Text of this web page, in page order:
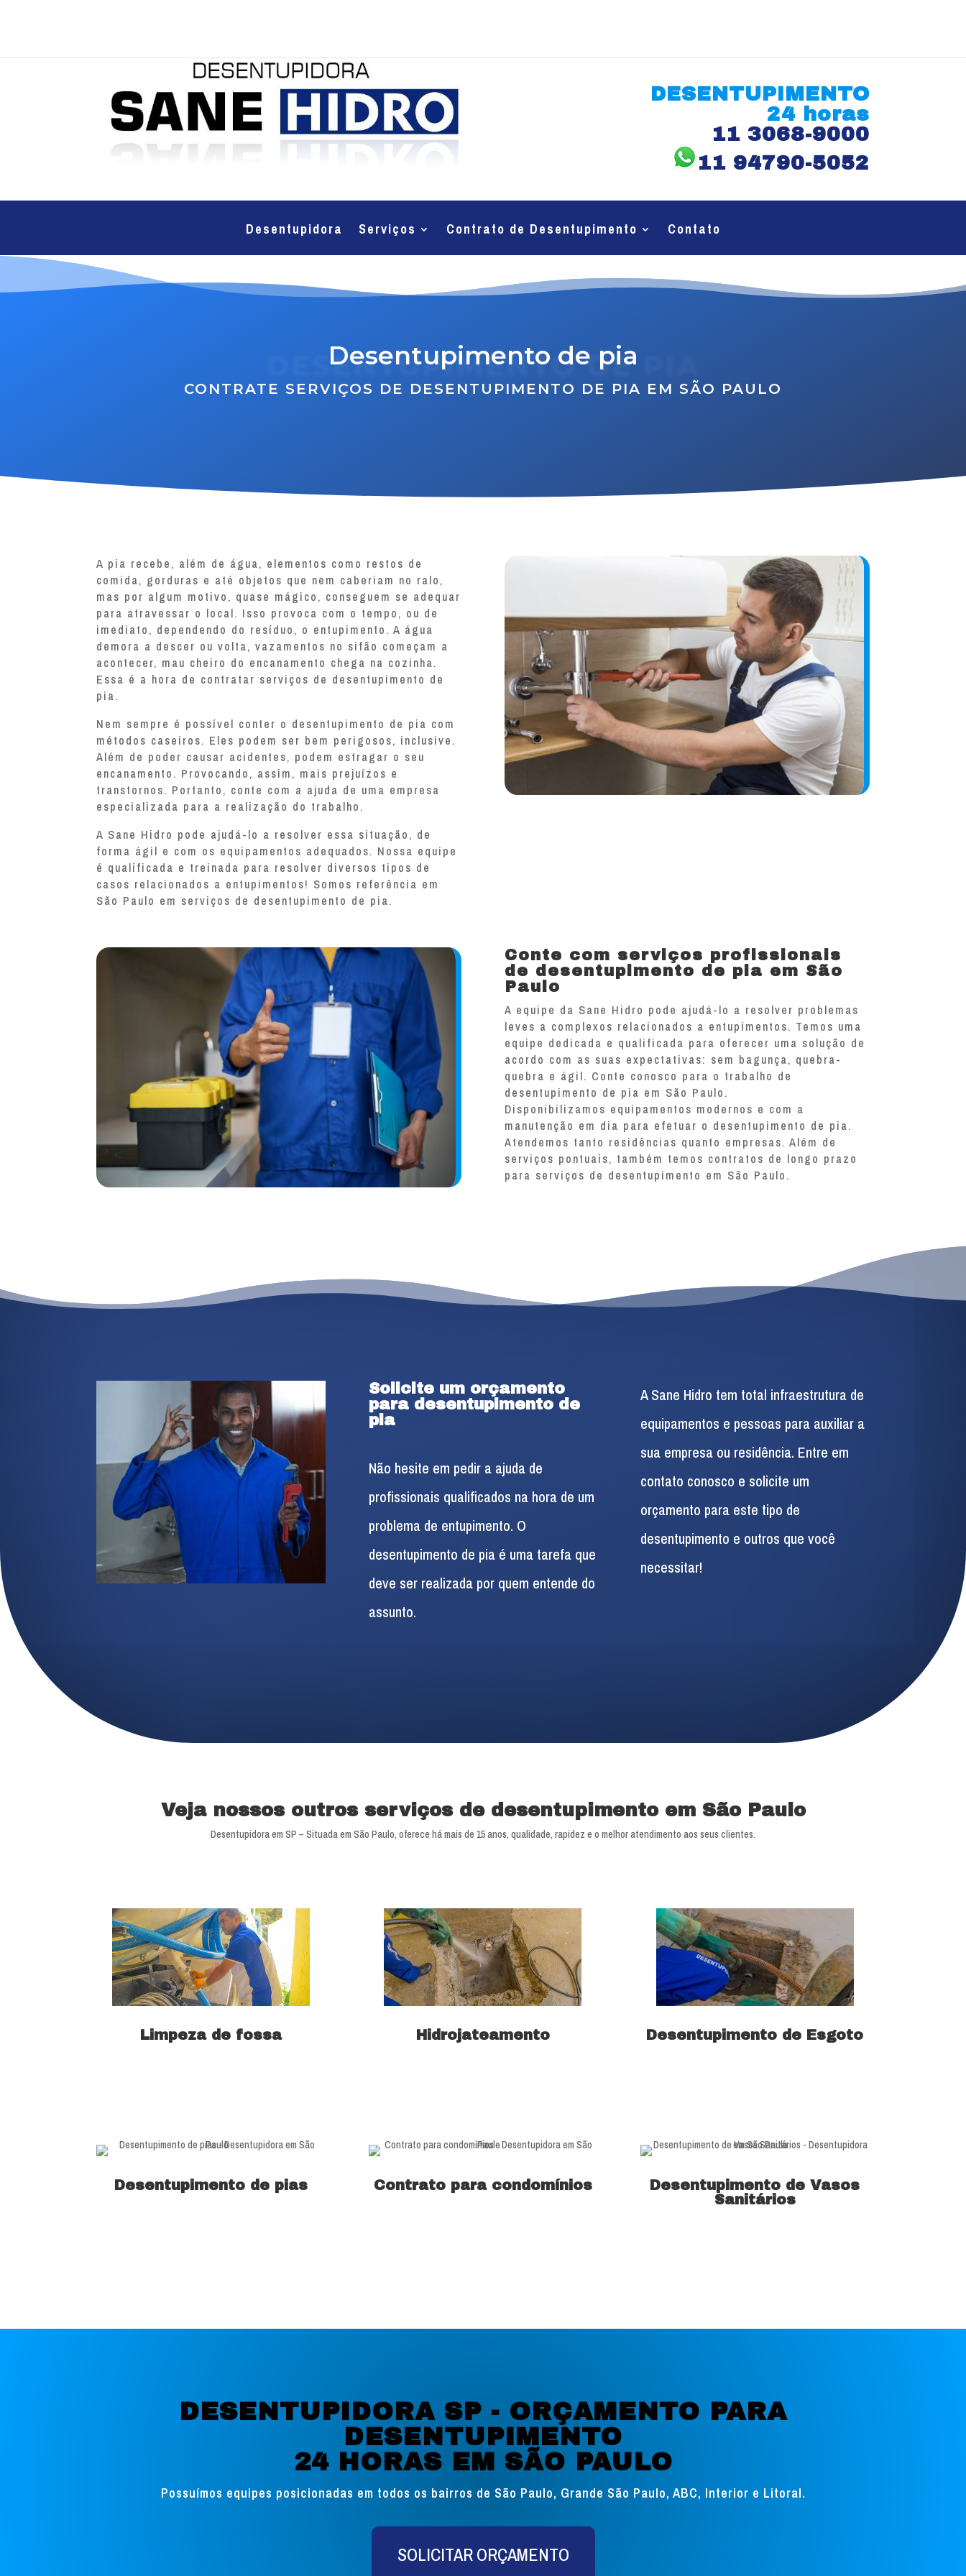
DESENTUPIMENTO
24 horas
11 3068-9000
11 94790-5052
Desentupidora Serviços Contrato de Desentupimento Contato
DESENTUPIMENTO DE PIA
Desentupimento de pia
CONTRATE SERVIÇOS DE DESENTUPIMENTO DE PIA EM SÃO PAULO
A pia recebe, além de água, elementos como restos de
comida, gorduras e até objetos que nem caberiam no ralo,
mas por algum motivo, quase mágico, conseguem se adequar
para atravessar o local. Isso provoca com o tempo, ou de
imediato, dependendo do resíduo, o entupimento. A água
demora a descer ou volta, vazamentos no sifão começam a
acontecer, mau cheiro do encanamento chega na cozinha.
Essa é a hora de contratar serviços de desentupimento de
pia.
Nem sempre é possível conter o desentupimento de pia com
métodos caseiros. Eles podem ser bem perigosos, inclusive.
Além de poder causar acidentes, podem estragar o seu
encanamento. Provocando, assim, mais prejuízos e
transtornos. Portanto, conte com a ajuda de uma empresa
especializada para a realização do trabalho.
A Sane Hidro pode ajudá-lo a resolver essa situação, de
forma ágil e com os equipamentos adequados. Nossa equipe
é qualificada e treinada para resolver diversos tipos de
casos relacionados a entupimentos! Somos referência em
São Paulo em serviços de desentupimento de pia.
Conte com serviços profissionais
de desentupimento de pia em São
Paulo
A equipe da Sane Hidro pode ajudá-lo a resolver problemas
leves a complexos relacionados a entupimentos. Temos uma
equipe dedicada e qualificada para oferecer uma solução de
acordo com as suas expectativas: sem bagunça, quebra-
quebra e ágil. Conte conosco para o trabalho de
desentupimento de pia em São Paulo.
Disponibilizamos equipamentos modernos e com a
manutenção em dia para efetuar o desentupimento de pia.
Atendemos tanto residências quanto empresas. Além de
serviços pontuais, também temos contratos de longo prazo
para serviços de desentupimento em São Paulo.
Solicite um orçamento
para desentupimento de
pia
Não hesite em pedir a ajuda de
profissionais qualificados na hora de um
problema de entupimento. O
desentupimento de pia é uma tarefa que
deve ser realizada por quem entende do
assunto.
A Sane Hidro tem total infraestrutura de
equipamentos e pessoas para auxiliar a
sua empresa ou residência. Entre em
contato conosco e solicite um
orçamento para este tipo de
desentupimento e outros que você
necessitar!
Veja nossos outros serviços de desentupimento em São Paulo
Desentupidora em SP – Situada em São Paulo, oferece há mais de 15 anos, qualidade, rapidez e o melhor atendimento aos seus clientes.
Limpeza de fossa Hidrojateamento Desentupimento de Esgoto
Desentupimento de pias Contrato para condomínios
Desentupimento de Vasos
Sanitários
DESENTUPIDORA SP - ORÇAMENTO PARA
DESENTUPIMENTO
24 HORAS EM SÃO PAULO
Possuímos equipes posicionadas em todos os bairros de São Paulo, Grande São Paulo, ABC, Interior e Litoral.
SOLICITAR ORÇAMENTO